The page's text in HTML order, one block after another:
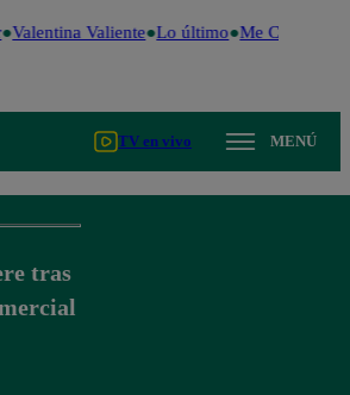
Valentina Valiente Lo último Me Caigo de
TV en vivo MENÚ
tras